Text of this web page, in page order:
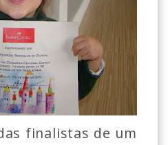
finalistas de um